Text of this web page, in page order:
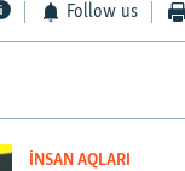
Follow us
İNSAN AQLARI